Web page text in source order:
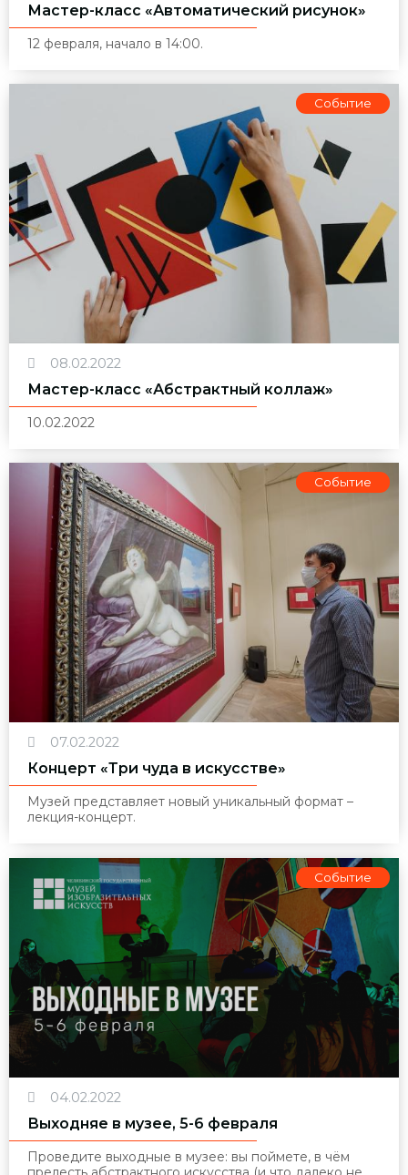
Мастер-класс «Автоматический рисунок»
12 февраля, начало в 14:00.
Событие
08.02.2022
Мастер-класс «Абстрактный коллаж»
10.02.2022
Событие
07.02.2022
Концерт «Три чуда в искусстве»
Музей представляет новый уникальный формат –
лекция-концерт.
Событие
04.02.2022
Выходняе в музее, 5-6 февраля
Проведите выходные в музее: вы поймете, в чём